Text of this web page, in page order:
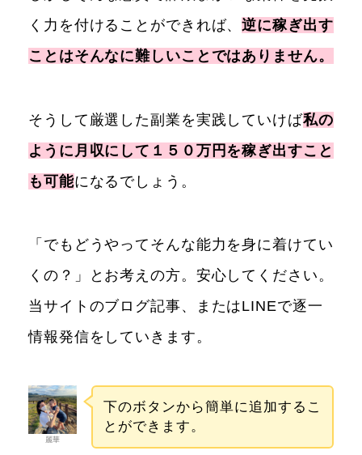
く力を付けることができれば、逆に稼ぎ出す
ことはそんなに難しいことではありません。
そうして厳選した副業を実践していけば私の
ように月収にして１５０万円を稼ぎ出すこと
も可能になるでしょう。
「でもどうやってそんな能力を身に着けてい
くの？」とお考えの方。安心してください。
当サイトのブログ記事、またはLINEで逐一
情報発信をしていきます。
麗華
下のボタンから簡単に追加するこ
とができます。